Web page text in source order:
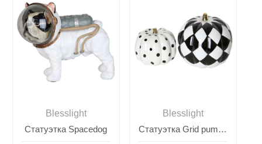
Blesslight
Статуэтка Spacedog
Blesslight
Статуэтка Grid pumpkin decoration